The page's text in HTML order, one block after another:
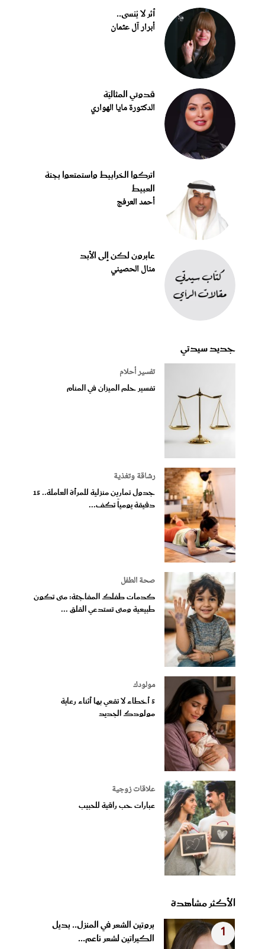
أثر لا يُنسى..
أبرار آل عثمان
قدوتي المثاليّة
الدكتورة مايا الهواري
اتركوا الخرابيط واستمتعوا بجنة
العبيط
أحمد العرفج
عابرون لكن إلى الأبد
منال الحصيني
جديد سيدتي
تفسير أحلام
تفسير حلم الميزان في المنام
رشاقة وتغذية
جدول تمارين منزلية للمرأة العاملة.. 15
دقيقة يومياً تكف...
صحة الطفل
كدمات طفلك المفاجئة: متى تكون
طبيعية ومتى تستدعي القلق ...
مولودك
5 أخطاء لا تقعي بها أثناء رعاية
مولودك الجديد
علاقات زوجية
عبارات حب راقية للحبيب
الأكثر مشاهدة
1
بروتين الشعر في المنزل.. بديل
الكيراتين لشعر ناعم...